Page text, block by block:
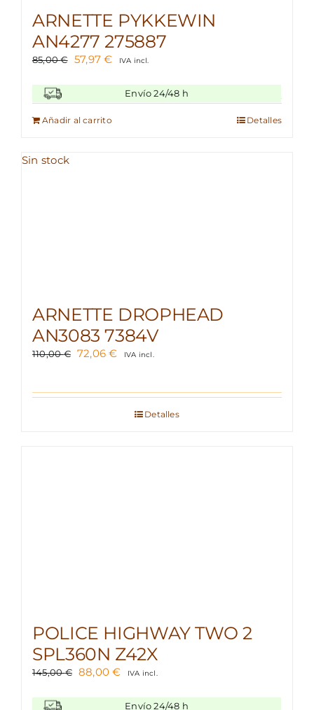
ARNETTE PYKKEWIN
AN4277 275887
85,00€ El
era:
85,00 €.
57,97€El
actual
es:
IVA incl.
Envío 24/48 h
Añadir al carrito Detalles
Sin stock
ARNETTE DROPHEAD
AN3083 7384V
110,00€ El
era:
72,06€ El
es:
72,06 €.
IVA incl.
Detalles
POLICE HIGHWAY TWO 2
SPL360N Z42X
145,00€ El
original
88,00€ El
actual
IVA incl.
Envío 24/48 h